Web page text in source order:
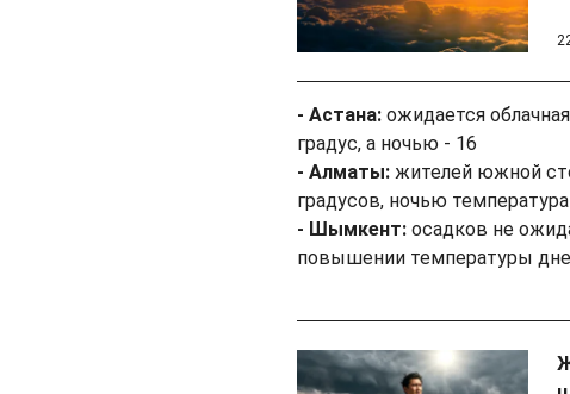
- Астана: ожидается
градус, а ночью - 16
- Алматы:жителей южной
градусов, ночью
- Шымкент:осадков не
повышении температуры